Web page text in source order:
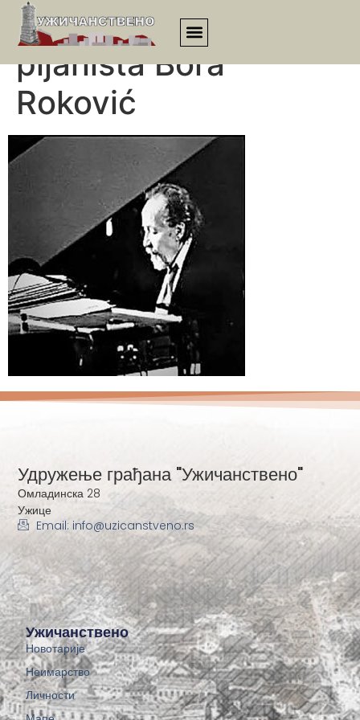
Brolov učitelj, džez
pijanista Bora
Roković
Ужичанствено
Новотарије
Неимарство
Личности
Удружење грађана "Ужичанствено"
Омладинска 28
Ужице
Email: info@uzicanstveno.rs